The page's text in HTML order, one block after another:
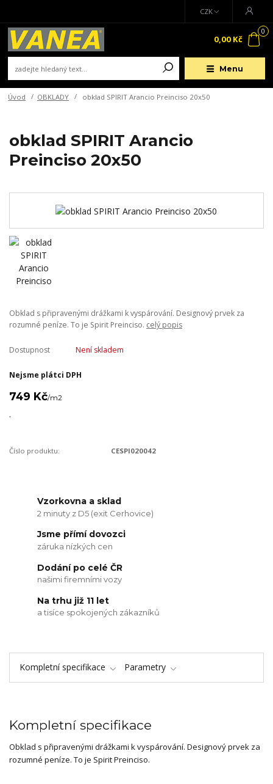
Menu
CZK
0
0,00 Kč
Úvod OBKLADY obklad SPIRIT Arancio Preinciso 20x50
obklad SPIRIT Arancio
Preinciso 20x50
Obklad s připravenými drážkami k vyspárování. Designový prvek za
rozumné peníze. To je Spirit Preinciso. celý popis
Dostupnost Není skladem
Nejsme plátci DPH
749 Kč/m2
.
Číslo produktu: CESPI020042
Vzorkovna a sklad
2 minuty z D5 (exit Cerhovice)
Jsme přímí dovozci
záruka nízkých cen
Dodání po celé ČR
našimi firemními vozy
Na trhu již 11 let
a tisíce spokojených zákazníků
Kompletní specifikace Parametry
Kompletní specifikace
Obklad s připravenými drážkami k vyspárování. Designový prvek za
rozumné peníze. To je Spirit Preinciso.